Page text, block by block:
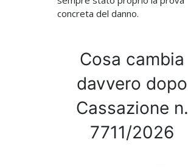
concreta del danno.
Cosa cambia
davvero dopo
Cassazione n.
7711/2026